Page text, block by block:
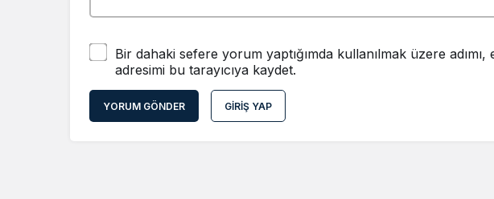
Bir dahaki sefere yorum yaptığımda kullanılmak üzere
adresimi bu tarayıcıya kaydet.
YORUM GÖNDER GIRIŞ YAP